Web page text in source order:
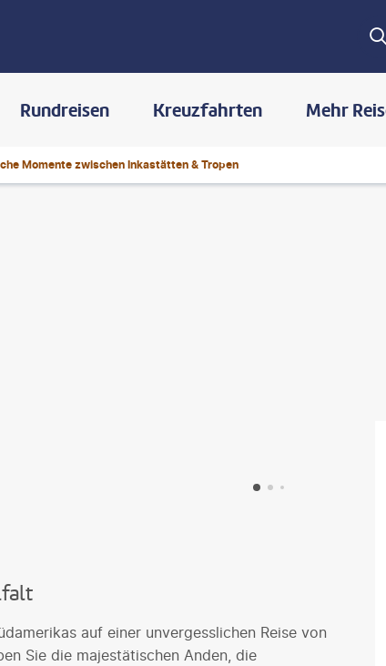
Rundreisen Kreuzfahrten Mehr
Momente zwischen Inkastätten & Tropen
auf einer unvergesslichen Reise von
Sie die majestätischen Anden, die